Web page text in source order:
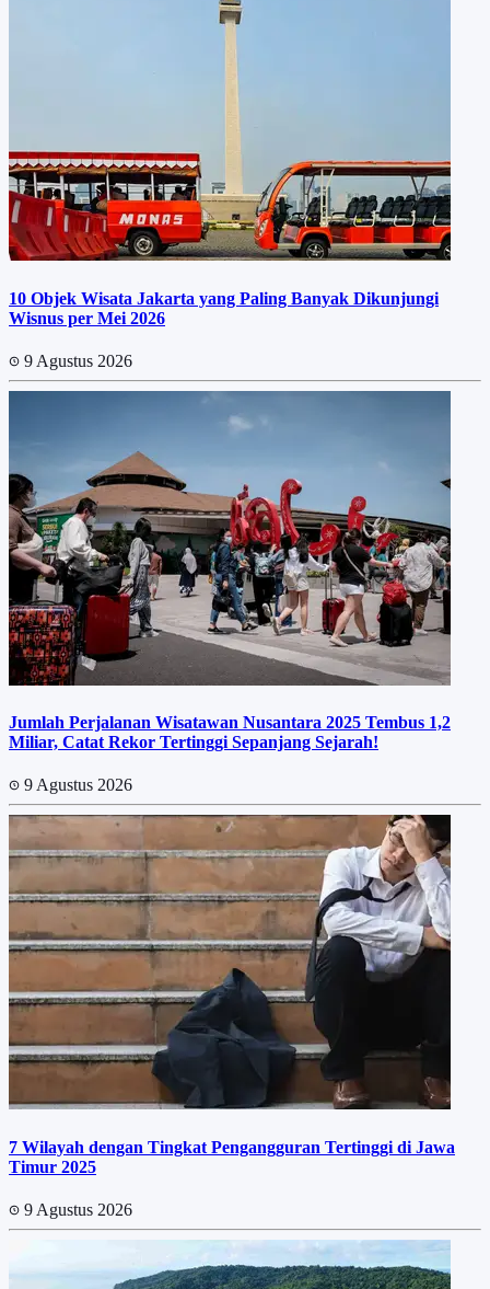
10 Objek Wisata Jakarta yang Paling Banyak Dikunjungi
Wisnus per Mei 2026
9 Agustus 2026
Jumlah Perjalanan Wisatawan Nusantara 2025 Tembus 1,2
Miliar, Catat Rekor Tertinggi Sepanjang Sejarah!
9 Agustus 2026
7 Wilayah dengan Tingkat Pengangguran Tertinggi di Jawa
Timur 2025
9 Agustus 2026